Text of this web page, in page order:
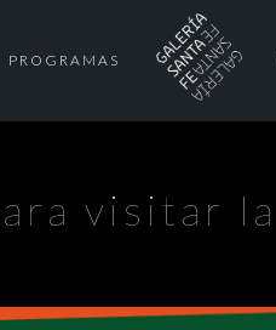
PROGRAMAS
visitar